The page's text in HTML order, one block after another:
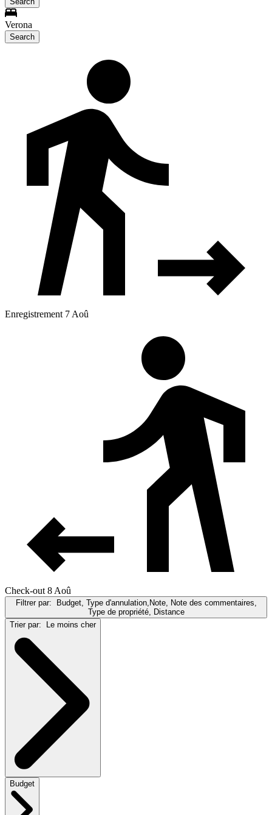
Verona
Search
Enregistrement 7 Aoû
Check-out 8 Aoû
Filtrer par:
Budget, Type d'annulation,Note, Note des commentaires,
Type de propriété, Distance
Trier par:
Le moins cher
Budget